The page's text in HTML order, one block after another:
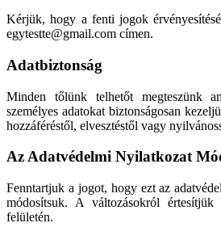
Kérjük, hogy a fenti jogok
egytestte@gmail.com címen.
Adatbiztonság
Minden tőlünk telhetőt megteszünk
személyes adatokat biztonságosan
hozzáféréstől, elvesztéstől vagy
Az Adatvédelmi Nyilatkozat
Fenntartjuk a jogot, hogy ezt az
módosítsuk. A változásokról
felületén.